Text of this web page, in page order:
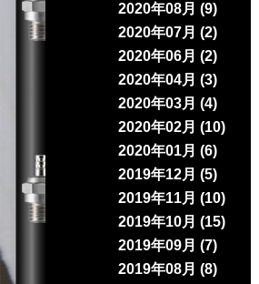
2020年08月 (9)
2020年07月 (2)
2020年06月 (2)
2020年04月 (3)
2020年03月 (4)
2020年02月 (10)
2020年01月 (6)
2019年12月 (5)
2019年11月 (10)
2019年10月 (15)
2019年09月 (7)
2019年08月 (8)